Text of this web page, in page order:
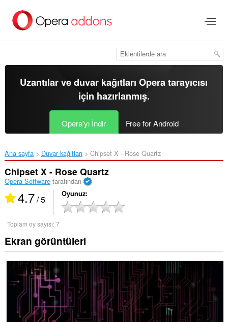
içeriğe
Uzantılar ve duvar kağıtlarıOpera tarayıcısı
için hazırlanmış.
Opera'yı İndir Free for Android
Ana sayfa Duvar kağıtları Chipset X - Rose Quartz‎
Chipset X - Rose Quartz
Opera Softwaretarafından
4.7/ 5 Oyunuz
Toplam oy sayısı:7
Ekran görüntüleri